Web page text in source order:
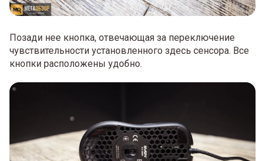
Позади нее кнопка, отвечающая за переключение
чувствительности установленного здесь сенсора. Все
кнопки расположены удобно.